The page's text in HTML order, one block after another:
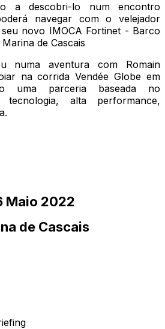
a descobri-lo num encontro
navegar com o velejador
novo IMOCA Fortinet - Barco
de Cascais
numa aventura com Romain
na corrida Vendée Globe em
uma parceria baseada no
tecnologia, alta performance,
Maio 2022
de Cascais